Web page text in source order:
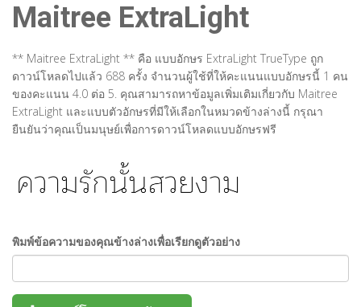
Maitree ExtraLight
** Maitree ExtraLight ** คือ แบบอักษร ExtraLight TrueType ถูก
ดาวน์โหลดไปแล้ว 688 ครั้ง จำนวนผู้ใช้ที่ให้คะแนนแบบอักษรนี้ 1 คน
ของคะแนน 4.0 ต่อ 5. คุณสามารถหาข้อมูลเพิ่มเติมเกี่ยวกับ Maitree
ExtraLight และแบบตัวอักษรที่มีให้เลือกในหมวดข้างล่างนี้ กรุณา
ยืนยันว่าคุณเป็นมนุษย์เพื่อการดาวน์โหลดแบบอักษรฟรี
พิมพ์ข้อความของคุณข้างล่างเพื่อเรียกดูตัวอย่าง